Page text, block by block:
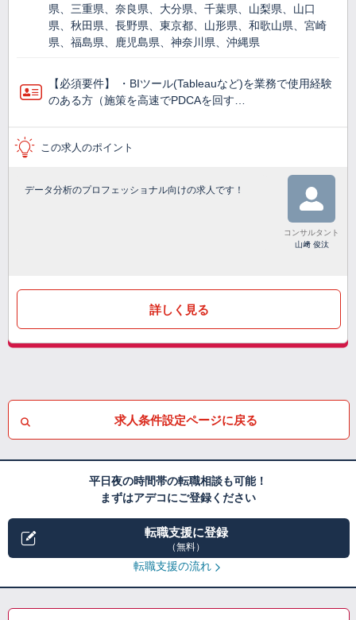
県、三重県、奈良県、大分県、千葉県、山梨県、山口
県、秋田県、長野県、東京都、山形県、和歌山県、宮崎
県、福島県、鹿児島県、神奈川県、沖縄県
【必須要件】 ・BIツール(Tableauなど)を業務で使⽤経験
のある方（施策を高速でPDCAを回す…
この求人のポイント
データ分析のプロフェッショナル向けの求人です！
コンサルタント
山﨑 俊汰
詳しく見る
求人条件設定ページに戻る
平日夜の時間帯の転職相談も可能！
まずはアデコにご登録ください
転職支援に登録
（無料）
転職支援の流れ